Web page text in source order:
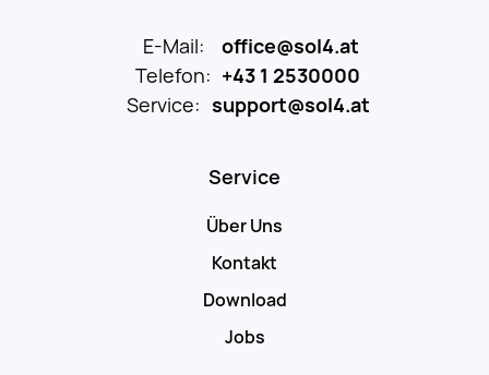
E-Mail:
office@sol4.at
Telefon: +43 1 2530000
Service: support@sol4.at
Service
Über Uns
Kontakt
Download
Jobs